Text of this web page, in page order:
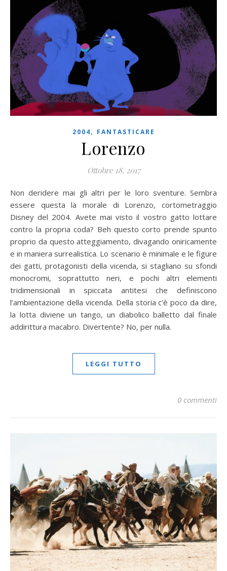
2004, FANTASTICARE
Lorenzo
Ottobre 18, 2017
Non deridere mai gli altri per le loro sventure. Sembra
essere questa la morale di Lorenzo, cortometraggio
Disney del 2004. Avete mai visto il vostro gatto lottare
contro la propria coda? Beh questo corto prende spunto
proprio da questo atteggiamento, divagando oniricamente
e in maniera surrealistica. Lo scenario è minimale e le figure
dei gatti, protagonisti della vicenda, si stagliano su sfondi
monocromi, soprattutto neri, e pochi altri elementi
tridimensionali in spiccata antitesi che definiscono
l’ambientazione della vicenda. Della storia c’è poco da dire,
la lotta diviene un tango, un diabolico balletto dal finale
addirittura macabro. Divertente? No, per nulla.
LEGGI TUTTO
0 commenti